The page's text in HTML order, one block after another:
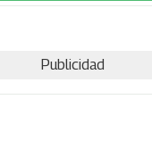
Publicidad